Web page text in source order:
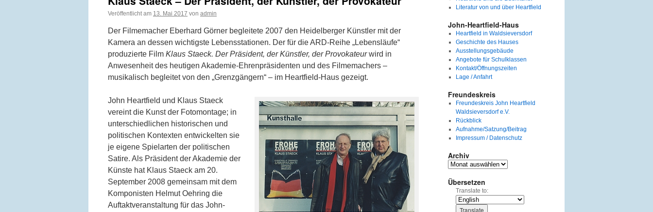
Veröffentlicht am 13. Mai 2017 von admin
Der Filmemacher Eberhard Görner begleitete 2007 den Heidelberger Künstler mit der
Kamera an dessen wichtigste Lebensstationen. Der für die ARD-Reihe „Lebensläufe“
produzierte Film Klaus Staeck. Der Präsident, der Künstler, der Provokateurwird in
Anwesenheit des heutigen Akademie-Ehrenpräsidenten und des Filmemachers –
musikalisch begleitet von den „Grenzgängern“ – im Heartfield-Haus gezeigt.
John Heartfield und Klaus Staeck
vereint die Kunst der Fotomontage; in
unterschiedlichen historischen und
politischen Kontexten entwickelten sie
je eigene Spielarten der politischen
Satire. Als Präsident der Akademie der
Künste hat Klaus Staeck am 20.
September 2008 gemeinsam mit dem
Komponisten Helmut Oehring die
Auftaktveranstaltung für das John-
Literatur von und über Heartfield
John-Heartfield-Haus
Heartfield in Waldsieversdorf
Geschichte des Hauses
Ausstellungsgebäude
Angebote für Schulklassen
Kontakt/Öffnungszeiten
Lage / Anfahrt
Freundeskreis
Freundeskreis John Heartfield
Waldsieversdorf e.V.
Rückblick
Aufnahme/Satzung/Beitrag
Impressum / Datenschutz
Archiv
Archiv
Übersetzen
Translate to: